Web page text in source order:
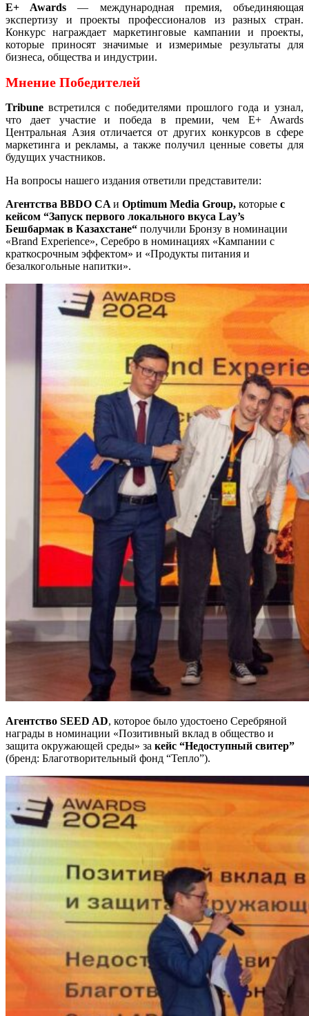
E+ Awards — международная премия, объединяющая
экспертизу и проекты профессионалов из разных стран.
Конкурс награждает маркетинговые кампании и проекты,
которые приносят значимые и измеримые результаты для
бизнеса, общества и индустрии.
Мнение Победителей
Tribune встретился с победителями прошлого года и узнал,
что дает участие и победа в премии, чем E+ Awards
Центральная Азия отличается от других конкурсов в сфере
маркетинга и рекламы, а также получил ценные советы для
будущих участников.
На вопросы нашего издания ответили представители:
Агентства BBDO CA и Optimum Media Group, которые с
кейсом “Запуск первого локального вкуса Lay’s
Бешбармак в Казахстане“ получили Бронзу в номинации
«Brand Experience», Серебро в номинациях «Кампании с
краткосрочным эффектом» и «Продукты питания и
безалкогольные напитки».
Агентство SEED AD, которое было удостоено Серебряной
награды в номинации «Позитивный вклад в общество и
защита окружающей среды» за кейс “Недоступный свитер”
(бренд: Благотворительный фонд “Тепло”).